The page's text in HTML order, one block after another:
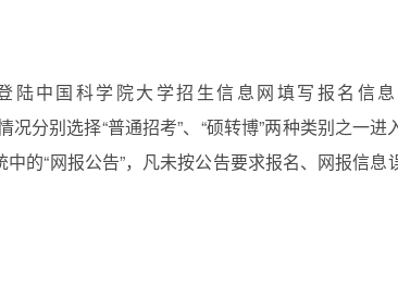
陆中国科学院大学招生信息网填写报名信息
况分别选择“普通招考”、“硕转博”两种类别之一进
的“网报公告”，凡未按公告要求报名、网报信息